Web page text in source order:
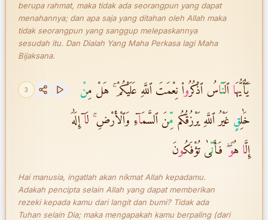
berupa rahmat, maka tidak ada seorangpun yang dapat
menahannya; dan apa saja yang ditahan oleh Allah maka
tidak seorangpun yang sanggup melepaskannya
sesudah itu. Dan Dialah Yang Maha Perkasa lagi Maha
Bijaksana.
يَٰٓأَيُّهَا ٱلنّاسُ ٱذْكُرُوا۟ نِعْمَتَ ٱللَّهِ عَلَيْكُمْ ۚ هَلْ مِنْ
خَٰلِقٍ غَيْرُ ٱللَّهِ يَرْزُقُكُم مِّنَ ٱلسَّمَآءِ وَٱلْأَرْضِ ۚ لَآ إِلَٰهَ
إِلَّا هُوَ ۖ فَأَنَّىٰ تُؤْفَكُونَ
3
Hai manusia, ingatlah akan nikmat Allah kepadamu.
Adakah pencipta selain Allah yang dapat memberikan
rezeki kepada kamu dari langit dan bumi? Tidak ada
Tuhan selain Dia; maka mengapakah kamu berpaling (dari